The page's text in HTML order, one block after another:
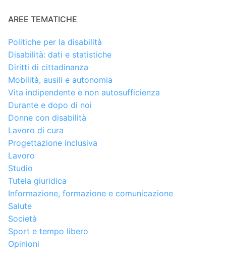
AREE TEMATICHE
Politiche per la disabilità
Disabilità: dati e statistiche
Diritti di cittadinanza
Mobilità, ausili e autonomia
Vita indipendente e non autosufficienza
Durante e dopo di noi
Donne con disabilità
Lavoro di cura
Progettazione inclusiva
Lavoro
Studio
Tutela giuridica
Informazione, formazione e comunicazione
Salute
Società
Sport e tempo libero
Opinioni